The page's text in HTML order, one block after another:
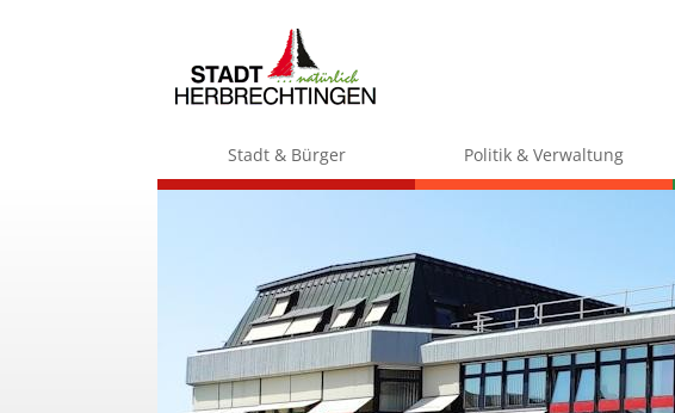
Stadt & Bürger Politik & Verwaltung